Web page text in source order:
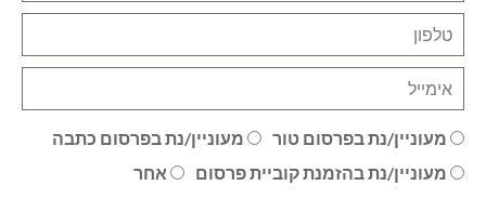
מעוניין/נת בפרסום טור
מעוניין/נת בפרסום כתבה
מעוניין/נת בהזמנת קוביית פרסום
אחר